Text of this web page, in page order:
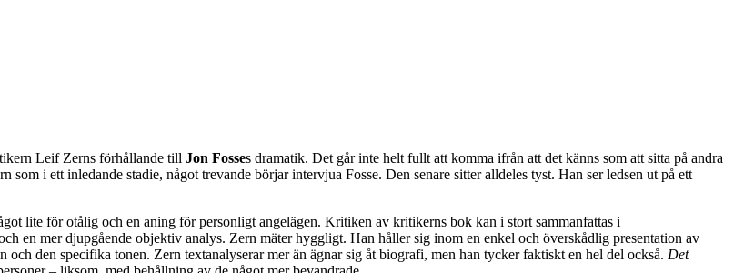
Leif Zerns förhållande till Jon Fosses dramatik. Det går inte helt fullt att komma ifrån att det känns som att sitta på andra
i ett inledande stadie, något trevande börjar intervjua Fosse. Den senare sitter alldeles tyst. Han ser ledsen ut på ett
lite för otålig och en aning för personligt angelägen. Kritiken av kritikerns bok kan i stort sammanfattas i
en mer djupgående objektiv analys. Zern mäter hyggligt. Han håller sig inom en enkel och överskådlig presentation av
den specifika tonen. Zern textanalyserar mer än ägnar sig åt biografi, men han tycker faktiskt en hel del också. Det